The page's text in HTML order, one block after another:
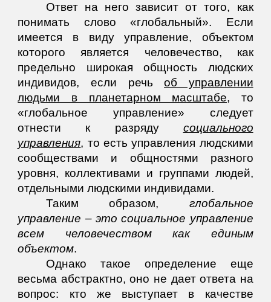
Ответ на него зависит от того, как
понимать слово «глобальный». Если
имеется в виду управление, объектом
которого является человечество, как
предельно широкая общность людских
индивидов, если речьоб управлении
людьми в планетарном масштабе, то
«глобальное управление» следует
отнести к разряду социального
управления, то есть управления людскими
сообществами и общностями разного
уровня, коллективами и группами людей,
отдельными людскими индивидами.
Таким образом, глобальное
управление – это социальное управление
всем человечеством как единым
объектом.
Однако такое определение еще
весьма абстрактно, оно не дает ответа на
вопрос: кто же выступает в качестве